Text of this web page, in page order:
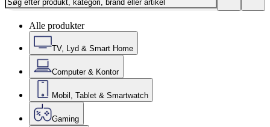
Alle produkter
TV, Lyd & Smart Home
Computer & Kontor
Mobil, Tablet & Smartwatch
Gaming